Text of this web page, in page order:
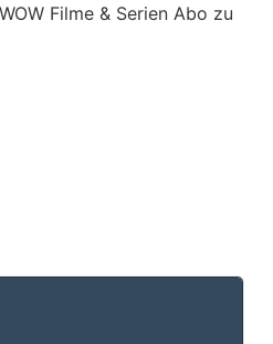
Filme & Serien Abo zu